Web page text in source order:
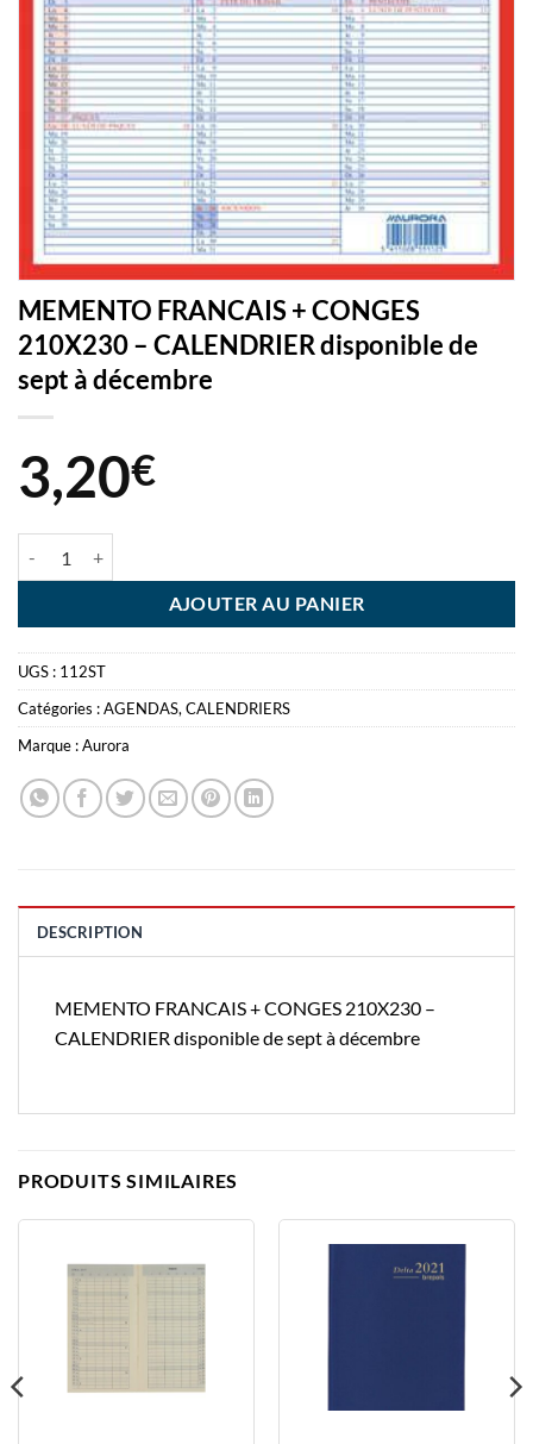
MEMENTO FRANCAIS + CONGES
210X230 – CALENDRIER disponible de
sept à décembre
3,20€
AJOUTER AU PANIER
UGS : 112ST
Catégories :AGENDAS, CALENDRIERS
Marque :Aurora
DESCRIPTION
MEMENTO FRANCAIS + CONGES 210X230 –
CALENDRIER disponible de sept à décembre
PRODUITS SIMILAIRES